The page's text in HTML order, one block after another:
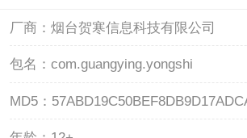
厂商： 烟台贺寒信息科技有限公司
包名： com.guangying.yongshi
MD5：